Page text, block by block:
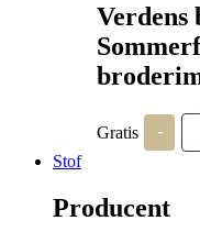
Verdens
Gratis -
Stof
Producent